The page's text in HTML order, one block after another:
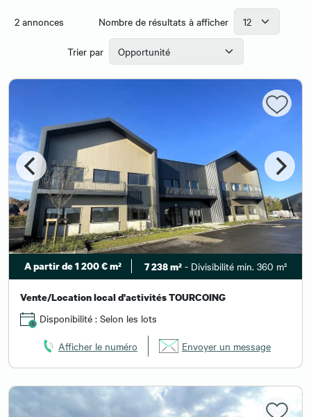
2annonces Nombre de résultats à afficher
Trier par
A partir de 1 200 € m² 7 238 m² - Divisibilité min. 360 m²
Vente/Location local d'activités TOURCOING
Disponibilité : Selon les lots
Afficher le numéro Envoyer un message